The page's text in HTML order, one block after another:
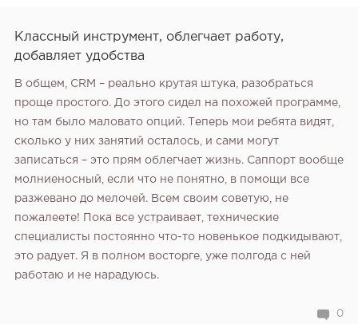
Классный инструмент, облегчает работу,
добавляет удобства
В общем, CRM – реально крутая штука, разобраться
проще простого. До этого сидел на похожей программе,
но там было маловато опций. Теперь мои ребята видят,
сколько у них занятий осталось, и сами могут
записаться – это прям облегчает жизнь. Саппорт вообще
молниеносный, если что не понятно, в помощи все
разжевано до мелочей. Всем своим советую, не
пожалеете! Пока все устраивает, технические
специалисты постоянно что-то новенькое подкидывают,
это радует. Я в полном восторге, уже полгода с ней
работаю и не нарадуюсь.
0